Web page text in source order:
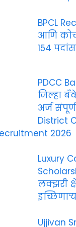
BPCL
आणि
154
PDCC
जिल्हा
अर्ज
District
2026
Luxury
लक्झरी
Ujjivan